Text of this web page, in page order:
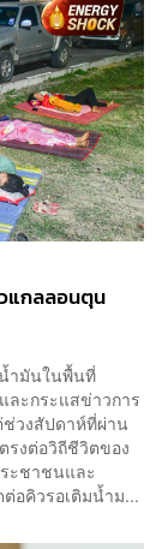
แกลลอนตุน
ำมันในพื้นที่
ะกระแสข่าวการ
วงสัปดาห์ที่ผ่าน
รงต่อวิถีชีวิตของ
ะชาชนและ
อคิวรอเติมน้ำม...